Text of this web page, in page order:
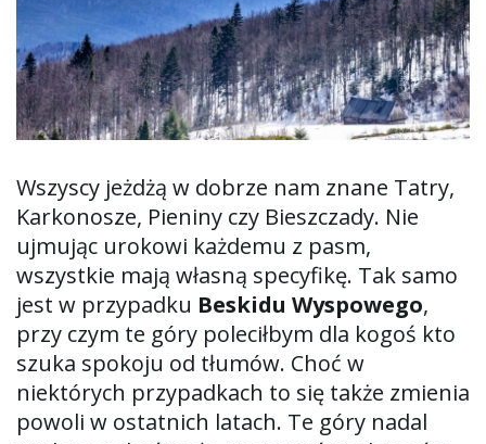
ą
c
Wszyscy jeżdżą w dobrze nam znane Tatry,
Karkonosze, Pieniny czy Bieszczady. Nie
ujmując urokowi każdemu z pasm,
wszystkie mają własną specyfikę. Tak samo
jest w przypadku Beskidu Wyspowego,
przy czym te góry poleciłbym dla kogoś kto
szuka spokoju od tłumów. Choć w
niektórych przypadkach to się także zmienia
powoli w ostatnich latach. Te góry nadal